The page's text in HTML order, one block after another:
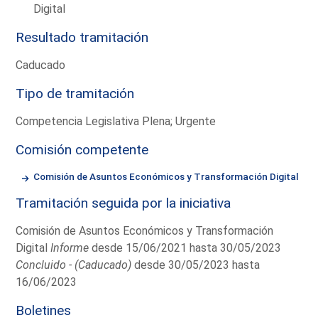
Digital
Resultado tramitación
Caducado
Tipo de tramitación
Competencia Legislativa Plena; Urgente
Comisión competente
Comisión de Asuntos Económicos y Transformación Digital
Tramitación seguida por la iniciativa
Comisión de Asuntos Económicos y Transformación
DigitalInforme desde 15/06/2021 hasta 30/05/2023
Concluido - (Caducado) desde 30/05/2023 hasta
16/06/2023
Boletines